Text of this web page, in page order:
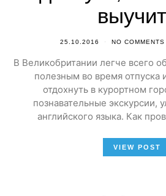
25.10.2016 NO COMMENTS
В Великобритании легче всего
полезным во время отпуска
отдохнуть в курортном
познавательные экскурсии,
английского языка. Как
VIEW POST